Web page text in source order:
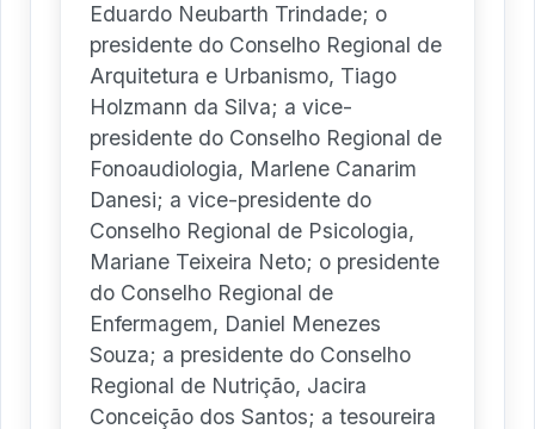
Eduardo Neubarth Trindade; o
presidente do Conselho Regional de
Arquitetura e Urbanismo, Tiago
Holzmann da Silva; a vice-
presidente do Conselho Regional de
Fonoaudiologia, Marlene Canarim
Danesi; a vice-presidente do
Conselho Regional de Psicologia,
Mariane Teixeira Neto; o presidente
do Conselho Regional de
Enfermagem, Daniel Menezes
Souza; a presidente do Conselho
Regional de Nutrição, Jacira
Conceição dos Santos; a tesoureira